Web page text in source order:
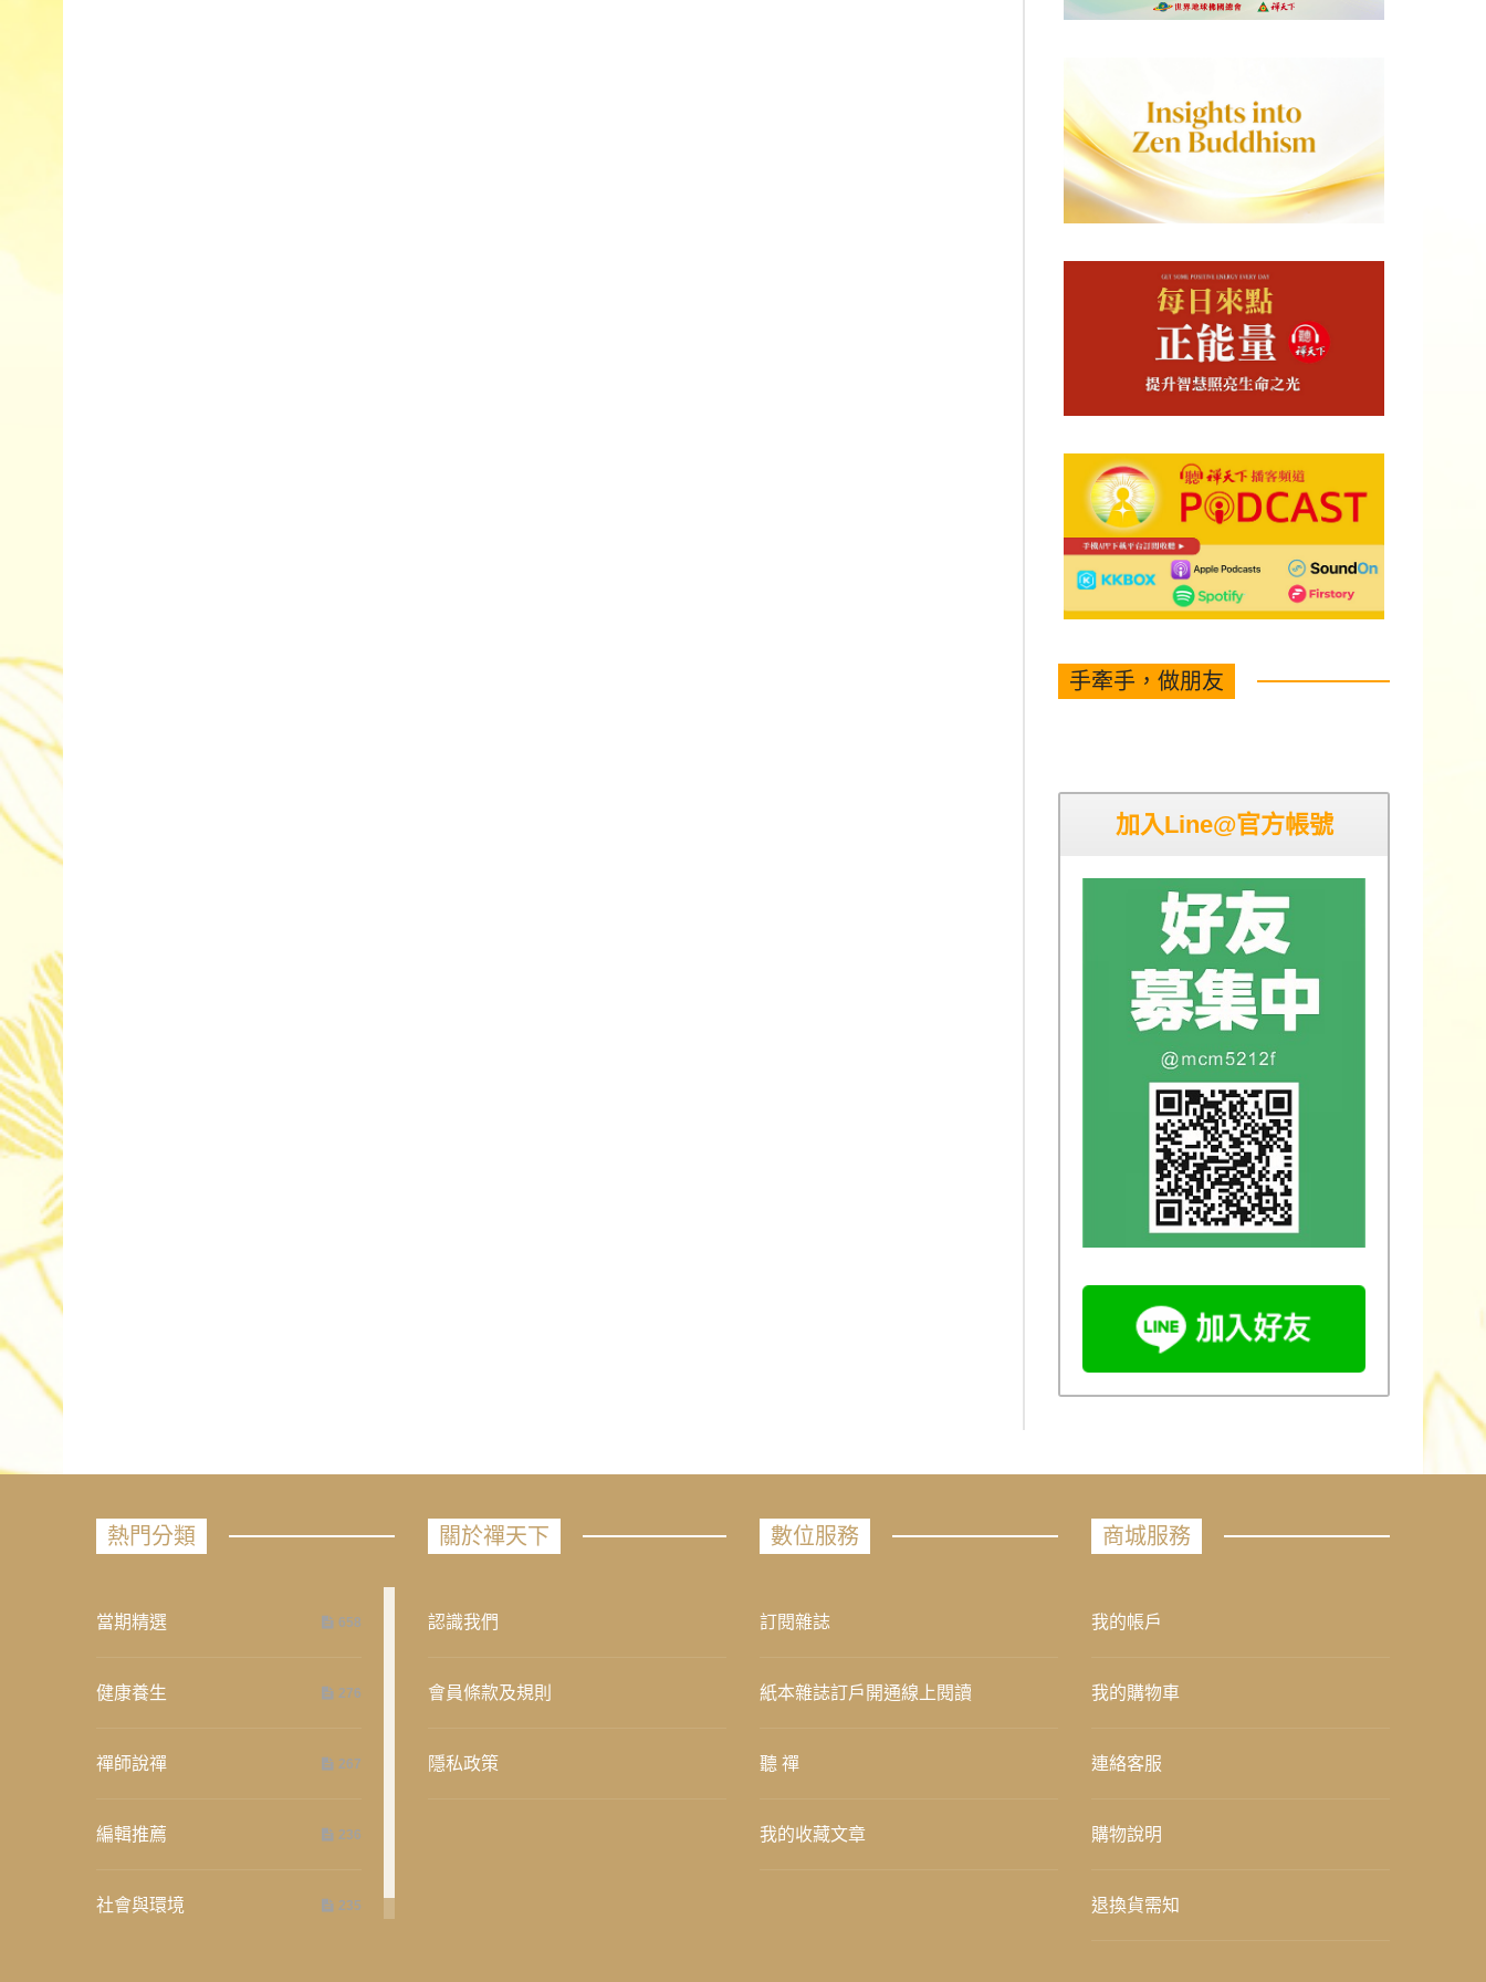
手牽手，做朋友
加入Line@官方帳號
熱門分類
當期精選 658
健康養生 276
禪師說禪 267
編輯推薦 236
社會與環境 235
關於禪天下
認識我們
會員條款及規則
隱私政策
數位服務
訂閱雜誌
紙本雜誌訂戶開通線上閱讀
聽 禪
我的收藏文章
商城服務
我的帳戶
我的購物車
連絡客服
購物說明
退換貨需知